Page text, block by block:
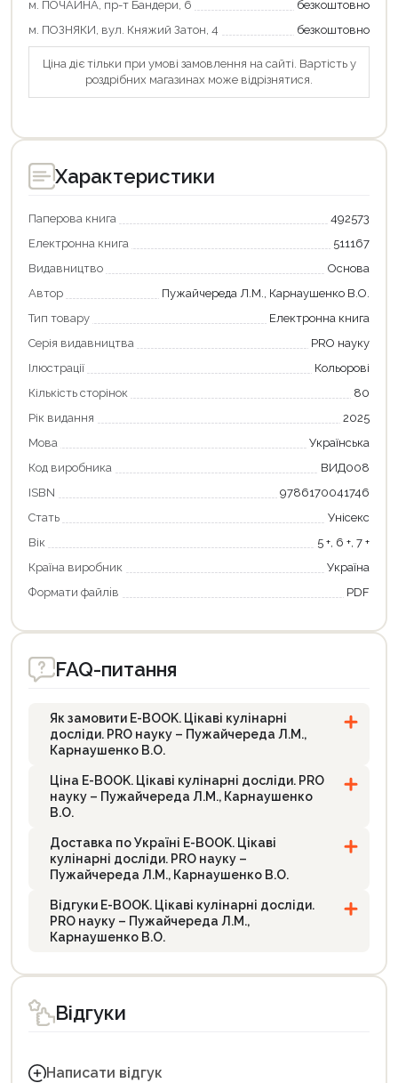
м. ПОЧАЙНА, пр-т Бандери, 6
безкоштовно
м. ПОЗНЯКИ, вул. Княжий Затон, 4
безкоштовно
Ціна діє тільки при умові замовлення на сайті. Вартість у
роздрібних магазинах може відрізнятися.
Характеристики
Паперова книга
492573
Електронна книга
511167
Видавництво
Основа
Автор
Пужайчереда Л.М., Карнаушенко В.О.
Тип товару
Електронна книга
Серія видавництва
PRO науку
Ілюстрації
Кольорові
Кількість сторінок
80
Рік видання
2025
Мова
Українська
Код виробника
ВИД008
ISBN
9786170041746
Стать
Унісекс
Вік
5 +, 6 +, 7 +
Країна виробник
Україна
Формати файлiв
PDF
FAQ-питання
Як замовити E-BOOK. Цікаві кулінарні
досліди. PRO науку – Пужайчереда Л.М.,
Карнаушенко В.О.
Ціна E-BOOK. Цікаві кулінарні досліди. PRO
науку – Пужайчереда Л.М., Карнаушенко
В.О.
Доставка по Україні E-BOOK. Цікаві
кулінарні досліди. PRO науку –
Пужайчереда Л.М., Карнаушенко В.О.
Відгуки E-BOOK. Цікаві кулінарні досліди.
PRO науку – Пужайчереда Л.М.,
Карнаушенко В.О.
Відгуки
Написати відгук
Продовжити покупки
Оформити замовлення